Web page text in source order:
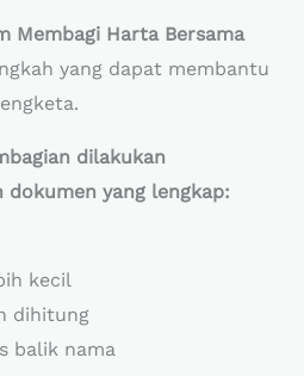
Membagi Harta Bersama
yang dapat membantu
dilakukan
dokumen yang lengkap:
kecil
dihitung
balik nama